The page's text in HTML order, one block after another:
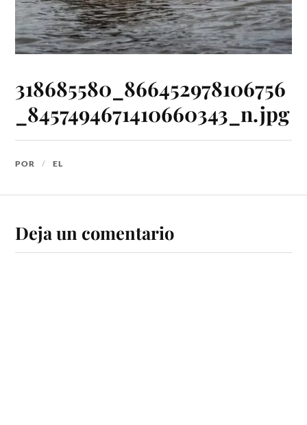
318685580_866452978106756
_8457494671410660343_n.jpg
POR EL
Deja un comentario